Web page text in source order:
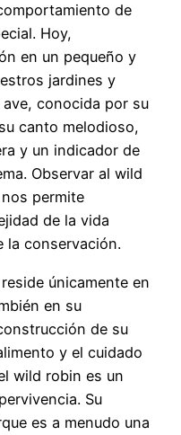
de
Hoy,
en un pequeño y
jardines y
ave, conocida por su
canto melodioso,
y un indicador de
Observar al wild
permite
de la vida
la conservación.
únicamente en
en su
de su
y el cuidado
wild robin es un
Su
es a menudo una